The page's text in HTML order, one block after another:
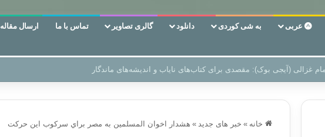
عربی به شی کوردی دانلود گالری تصاویر تماس با ما ارسال مقاله
در زمین‌، دوری وکناره‌گیری از راه خداست‌!
خانه » خبر های جدید » هشدار اخوان المسلمين به مصر براي سركوب اين حركت